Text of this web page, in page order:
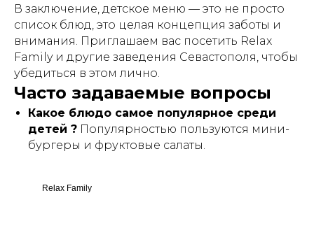
В заключение, детское меню — это не просто
список блюд, это целая концепция заботы и
внимания. Приглашаем вас посетить Relax
Family и другие заведения Севастополя, чтобы
убедиться в этом лично.
Часто задаваемые вопросы
Какое блюдо самое популярное среди
детей ? Популярностью пользуются мини-
бургеры и фруктовые салаты.
Relax Family